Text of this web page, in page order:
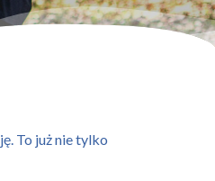
To już nie tylko